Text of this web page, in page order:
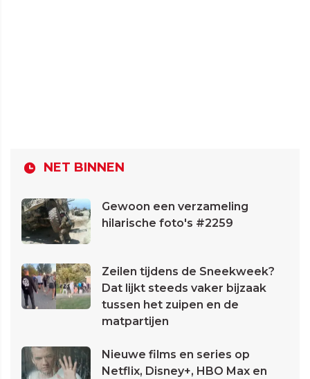
NET BINNEN
Gewoon een verzameling
hilarische foto's #2259
Zeilen tijdens de Sneekweek?
Dat lijkt steeds vaker bijzaak
tussen het zuipen en de
matpartijen
Nieuwe films en series op
Netflix, Disney+, HBO Max en